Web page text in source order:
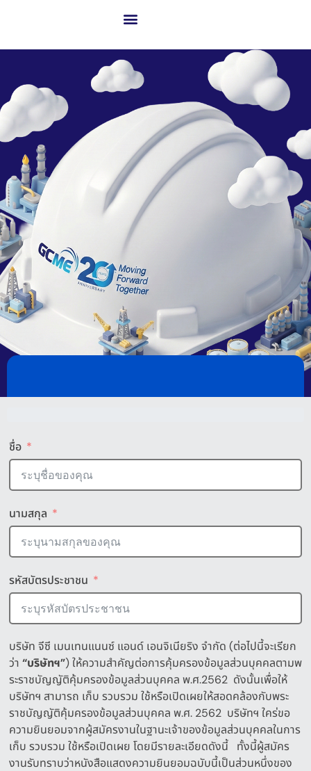
ชื่อ
นามสกุล
รหัสบัตรประชาชน
บริษัท จีซี เมนเทนแนนซ์ แอนด์ เอนจิเนียริง จำกัด (ต่อไปนี้จะเรียก
ว่า “บริษัทฯ”)ให้ความสำคัญต่อการคุ้มครองข้อมูลส่วนบุคคลตามพ
ระราชบัญญัติคุ้มครองข้อมูลส่วนบุคคล พ.ศ.2562 ดังนั้นเพื่อให้
บริษัทฯ สามารถ เก็บ รวบรวม ใช้หรือเปิดเผยให้สอดคล้องกับพระ
ราชบัญญัติคุ้มครองข้อมูลส่วนบุคคล พ.ศ. 2562 บริษัทฯ ใคร่ขอ
ความยินยอมจากผู้สมัครงานในฐานะเจ้าของข้อมูลส่วนบุคคลในการ
เก็บ รวบรวม ใช้หรือเปิดเผย โดยมีรายละเอียดดังนี้
ทั้งนี้ผู้สมัคร
งานรับทราบว่าหนังสือแสดงความยินยอมฉบับนี้เป็นส่วนหนึ่งของ